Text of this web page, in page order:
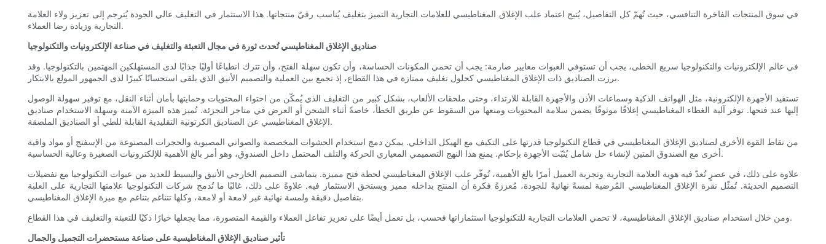
في سوق المنتجات الفاخرة التنافسي، حيث تُهمّ كل التفاصيل، يُتيح اعتماد علب الإغلاق المغناطيسي للعلامات التجارية التميز بتغليف يُناسب رقيّ منتجاتها. هذا الاستثمار في التغليف عالي الجودة يُترجم إلى تعزيز ولاء العلامة
التجارية وزيادة رضا العملاء.
صناديق الإغلاق المغناطيسي تُحدث ثورة في مجال التعبئة والتغليف في صناعة الإلكترونيات والتكنولوجيا
في عالم الإلكترونيات والتكنولوجيا سريع الخطى، يجب أن تستوفي العبوات معايير صارمة: يجب أن تحمي المكونات الحساسة، وأن تكون سهلة الفتح، وأن تترك انطباعًا أوليًا جذابًا لدى المستهلكين المهتمين بالتكنولوجيا. وقد
برزت الصناديق ذات الإغلاق المغناطيسي كحلول تغليف ممتازة في هذا القطاع، إذ تجمع بين العملية والتصميم الأنيق الذي يلقى استحسانًا كبيرًا لدى الجمهور المولع بالابتكار.
تستفيد الأجهزة الإلكترونية، مثل الهواتف الذكية وسماعات الأذن والأجهزة القابلة للارتداء، وحتى ملحقات الألعاب، بشكل كبير من التغليف الذي يُمكّن من احتواء المحتويات وحمايتها بأمان أثناء النقل، مع توفير سهولة الوصول
إليها عند فتحها. توفر آلية الغطاء المغناطيسي إغلاقًا موثوقًا يضمن سلامة المحتويات ومنعها من السقوط عن طريق الخطأ، خاصةً أثناء الشحن أو العرض في متاجر التجزئة. تُميز هذه الميزة الآمنة وسهلة الاستخدام صناديق
الإغلاق المغناطيسي عن الصناديق الكرتونية التقليدية القابلة للطي أو الصناديق الملصقة.
من نقاط القوة الأخرى لصناديق الإغلاق المغناطيسي في قطاع التكنولوجيا قدرتها على التكيف مع الهيكل الداخلي. يمكن دمج استخدام الحشوات المخصصة والصواني المصبوبة والحجرات المصنوعة من الإسفنج أو مواد واقية
أخرى مع الصندوق المتين لإنشاء حل شامل يُثبّت الأجهزة بإحكام. يمنع هذا النهج التصميمي المعياري الحركة والتلف المحتمل داخل الصندوق، وهو أمر بالغ الأهمية للإلكترونيات الصغيرة وعالية الحساسية.
علاوة على ذلك، في عصرٍ تُعدّ فيه هوية العلامة التجارية وتجربة العميل أمرًا بالغ الأهمية، تُوفّر علب الإغلاق المغناطيسي لحظة فتح مميزة. يتماشى التصميم الخارجي الأنيق والبسيط للعديد من عبوات التكنولوجيا مع تفضيلات
التصميم الحديثة. تُمثّل نقرة الإغلاق المغناطيسي المُرضية لمسةً نهائيةً للجودة، مُعززةً فكرة أن المنتج بداخله مميز ويستحق الاستثمار فيه. علاوةً على ذلك، غالبًا ما تُدمج شركات التكنولوجيا علامتها التجارية على العلبة
بتفاصيل دقيقة ولمسة نهائية غير لامعة أو لامعة، وكلها تتناغم بتناغم مع ميزة الإغلاق المغناطيسي.
ومن خلال استخدام صناديق الإغلاق المغناطيسية، لا تحمي العلامات التجارية للتكنولوجيا استثماراتها فحسب، بل تعمل أيضًا على تعزيز تفاعل العملاء والقيمة المتصورة، مما يجعلها خيارًا ذكيًا للتعبئة والتغليف في هذا القطاع.
تأثير صناديق الإغلاق المغناطيسية على صناعة مستحضرات التجميل والجمال